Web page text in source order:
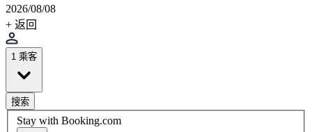
2026/08/08
+ 返回
1 乘客
搜索
Stay with Booking.com